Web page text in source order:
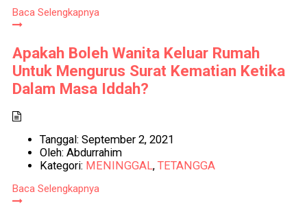
Baca Selengkapnya
Apakah Boleh Wanita Keluar Rumah
Untuk Mengurus Surat Kematian Ketika
Dalam Masa Iddah?
Tanggal: September 2, 2021
Oleh: Abdurrahim
Kategori: MENINGGAL, TETANGGA
Baca Selengkapnya